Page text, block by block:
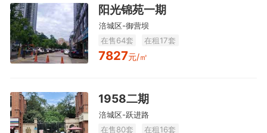
阳光锦苑一期
涪城区-御营坝
在售64套
在租17套
7827元/㎡
1958二期
涪城区-跃进路
在售80套
在租16套